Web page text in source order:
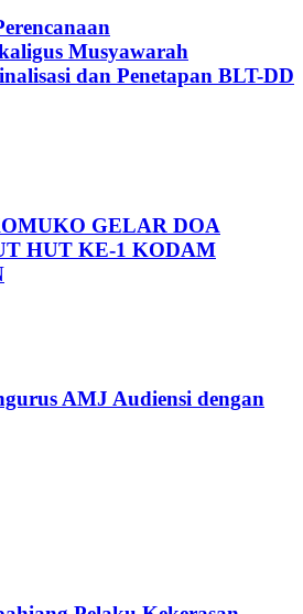
Musyawarah
dan Penetapan BLT-DD
GELAR DOA
HUT KE-1 KODAM
AMJ Audiensi dengan